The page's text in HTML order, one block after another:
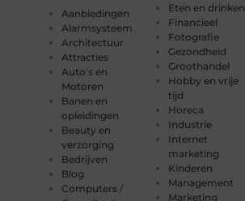
Aanbiedingen
Alarmsysteem
Architectuur
Attracties
Auto's en
Motoren
Banen en
opleidingen
Beauty en
verzorging
Bedrijven
Blog
Computers /
Eten en drinken
Financieel
Fotografie
Gezondheid
Groothandel
Hobby en vrije
tijd
Horeca
Industrie
Internet
marketing
Kinderen
Management
Marketing